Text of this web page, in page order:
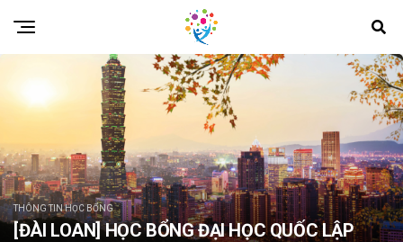
THÔNG TIN HỌC BỔNG
[ĐÀI LOAN] HỌC BỔNG ĐẠI HỌC QUỐC LẬP